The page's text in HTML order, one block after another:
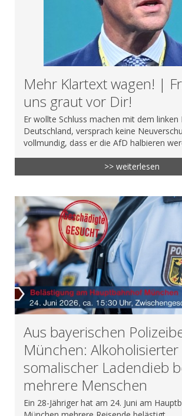
Mehr Klartext wagen! |
uns graut vor Dir!
Er wollte Schluss machen mit dem linken
Deutschland, versprach keine
vollmundig, dass er die AfD halbieren
>> weiterlesen
Aus bayerischen
München: Alkoholisierter
somalischer Ladendieb
mehrere Menschen
Ein 28-Jähriger hat am 24. Juni am